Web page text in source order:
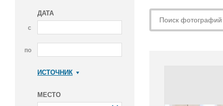
ДАТА
с
по
ИСТОЧНИК
МЕСТО